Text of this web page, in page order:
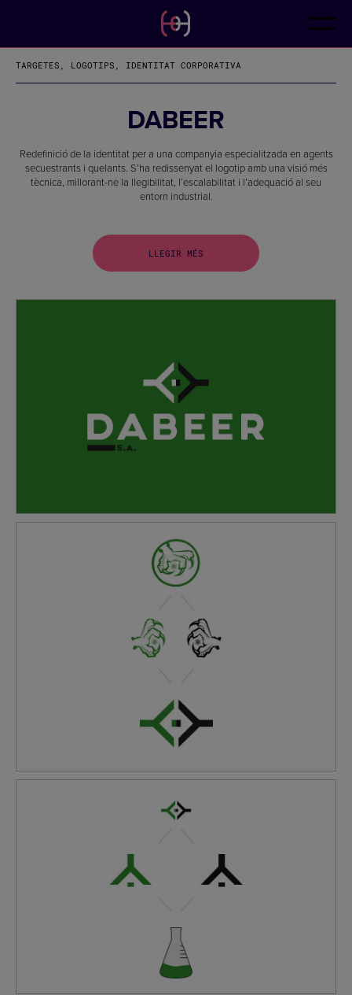
FR
DE
CONTACTE
TARGETES, LOGOTIPS, IDENTITAT CORPORATIVA
DABEER
Redefinició de la identitat per a una companyia especialitzada en agents
secuestrants i quelants. S’ha redissenyat el logotip amb una visió més
tècnica, millorant-ne la llegibilitat, l’escalabilitat i l’adequació al seu
entorn industrial.
LLEGIR MÉS